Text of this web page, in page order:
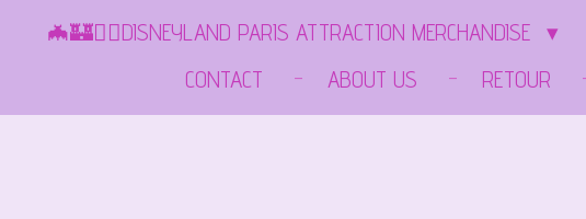
🦇🏰🏴‍☠️DISNEYLAND PARIS ATTRACTION MERCHANDISE
CONTACT
ABOUT US RETOUR